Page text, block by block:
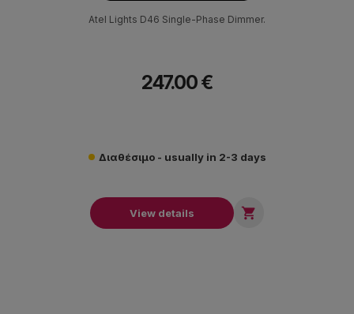
Atel Lights D46 Single-Phase Dimmer.
247.00 €
Διαθέσιμο - usually in 2-3 days
View details 